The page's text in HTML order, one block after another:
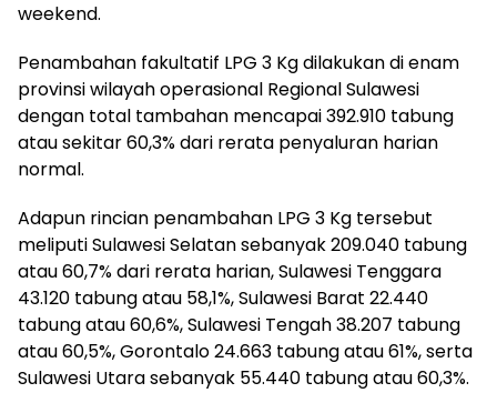
weekend.
Penambahan fakultatif LPG 3 Kg dilakukan di enam
provinsi wilayah operasional Regional Sulawesi
dengan total tambahan mencapai 392.910 tabung
atau sekitar 60,3% dari rerata penyaluran harian
normal.
Adapun rincian penambahan LPG 3 Kg tersebut
meliputi Sulawesi Selatan sebanyak 209.040 tabung
atau 60,7% dari rerata harian, Sulawesi Tenggara
43.120 tabung atau 58,1%, Sulawesi Barat 22.440
tabung atau 60,6%, Sulawesi Tengah 38.207 tabung
atau 60,5%, Gorontalo 24.663 tabung atau 61%, serta
Sulawesi Utara sebanyak 55.440 tabung atau 60,3%.